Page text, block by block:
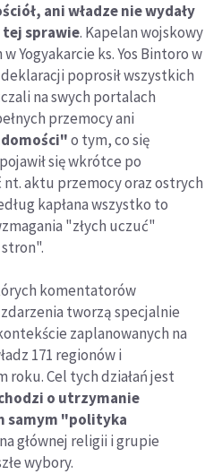
ani władze nie wydały
tej sprawie. Kapelan wojskowy
Yogyakarcie ks. Yos Bintoro w
poprosił wszystkich
na swych portalach
przemocy ani
o tym, co się
się wkrótce po
nt. aktu przemocy oraz ostrych
kapłana wszystko to
"złych uczuć"
komentatorów
tworzą specjalnie
zaplanowanych na
171 regionów i
roku. Cel tych działań jest
o utrzymanie
samym "polityka
głównej religii i grupie
wybory.